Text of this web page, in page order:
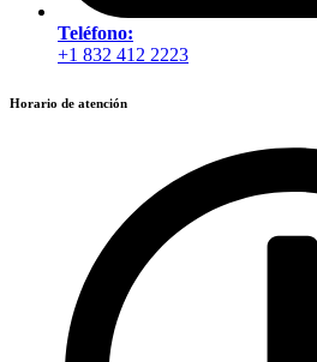
Teléfono:
+1 832 412 2223
Horario de atención